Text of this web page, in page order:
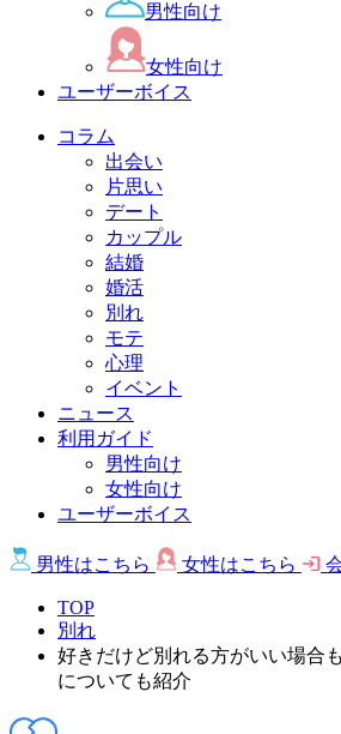
男性向け
女性向け
ユーザーボイス
コラム
出会い
片思い
デート
カップル
結婚
婚活
別れ
モテ
心理
イベント
ニュース
利用ガイド
男性向け
女性向け
ユーザーボイス
男性はこちら 女性はこちら
TOP
別れ
好きだけど別れる方がいい場合
についても紹介